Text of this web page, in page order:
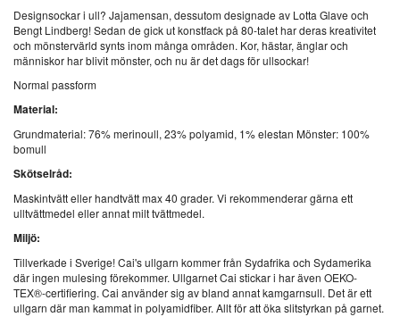
Designsockar i ull? Jajamensan, dessutom designade av Lotta Glave och
Bengt Lindberg! Sedan de gick ut konstfack på 80-talet har deras kreativitet
och mönstervärld synts inom många områden. Kor, hästar, änglar och
människor har blivit mönster, och nu är det dags för ullsockar!
Normal passform
Material:
Grundmaterial: 76% merinoull, 23% polyamid, 1% elestan Mönster: 100%
bomull
Skötselråd:
Maskintvätt eller handtvätt max 40 grader. Vi rekommenderar gärna ett
ulltvättmedel eller annat milt tvättmedel.
Miljö:
Tillverkade i Sverige! Cai's ullgarn kommer från Sydafrika och Sydamerika
där ingen mulesing förekommer. Ullgarnet Cai stickar i har även OEKO-
TEX®-certifiering. Cai använder sig av bland annat kamgarnsull. Det är ett
ullgarn där man kammat in polyamidfiber. Allt för att öka slitstyrkan på garnet.